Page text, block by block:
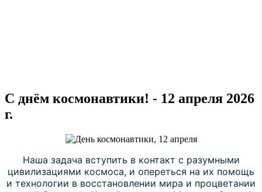
С днём космонавтики! - 12 апреля 2026
г.
Наша задача вступить в контакт с разумными
цивилизациями космоса, и опереться на их помощь
и технологии в восстановлении мира и процветании